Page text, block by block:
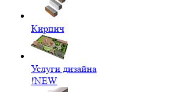
Кирпич
Услуги дизайна
!NEW